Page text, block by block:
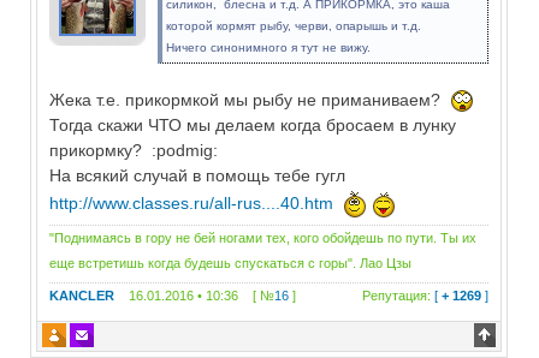
силикон, блесна и т.д. А ПРИКОРМКА, это каша
которой кормят рыбу, черви, опарышь и т.д.
Ничего синонимного я тут не вижу.
Жека т.е. прикормкой мы рыбу не приманиваем?
Тогда скажи ЧТО мы делаем когда бросаем в лунку
прикормку? :podmig:
На всякий случай в помощь тебе гугл
http://www.classes.ru/all-rus....40.htm
"Поднимаясь в гору не бей ногами тех, кого обойдешь по пути. Ты их
еще встретишь когда будешь спускаться с горы". Лао Цзы
KANCLER 16.01.2016 • 10:36 [ №16 ] Репутация: [+ 1269 ]